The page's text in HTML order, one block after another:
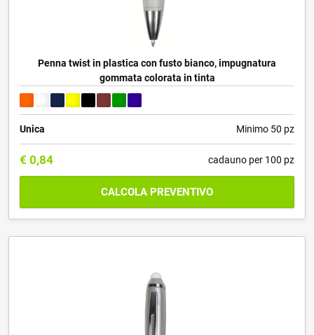
Penna twist in plastica con fusto bianco, impugnatura
gommata colorata in tinta
Unica Minimo 50 pz
€ 0,84 cadauno per 100 pz
CALCOLA PREVENTIVO